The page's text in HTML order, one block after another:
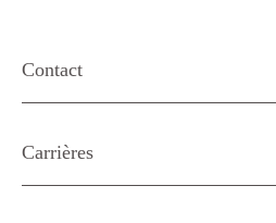
Contact
Carrières